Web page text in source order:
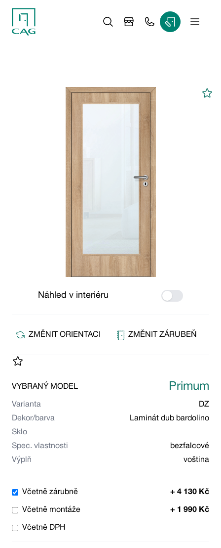
Náhled v interiéru Use setting
ZMĚNIT ORIENTACI ZMĚNIT ZÁRUBEŇ
VYBRANÝ MODEL Primum
Varianta
DZ
Dekor/barva
Laminát dub bardolino
Sklo
Spec. vlastnosti
bezfalcové
Výplň
voština
Včetně zárubně + 4 130 Kč
Včetně montáže + 1 990 Kč
Včetně DPH